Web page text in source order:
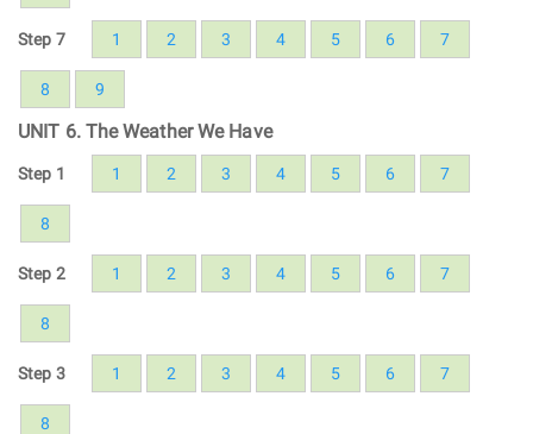
Step 7 1 2 3 4 5 6 7
8 9
UNIT 6. The Weather We Have
Step 1 1 2 3 4 5 6 7
8
Step 2 1 2 3 4 5 6 7
8
Step 3 1 2 3 4 5 6 7
8